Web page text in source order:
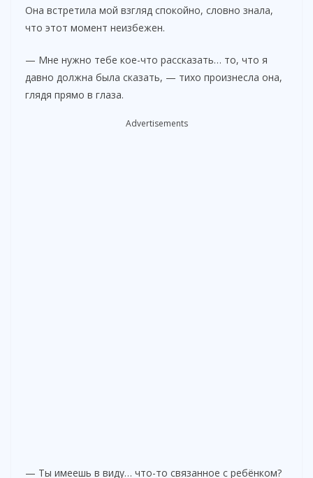
Она встретила мой взгляд спокойно, словно знала,
что этот момент неизбежен.
— Мне нужно тебе кое-что рассказать… то, что я
давно должна была сказать, — тихо произнесла она,
глядя прямо в глаза.
Advertisements
— Ты имеешь в виду… что-то связанное с ребёнком?